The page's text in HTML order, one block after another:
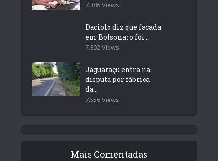
7.886 Views
Daciolo diz que facada
em Bolsonaro foi...
7.802 Views
Jaguaraçu entra na
disputa por fábrica
da...
7.556 Views
Mais Comentadas